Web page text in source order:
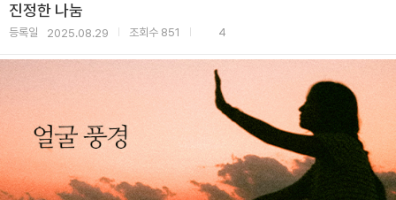
진정한 나눔
등록일 2025.08.29 조회수 851 4